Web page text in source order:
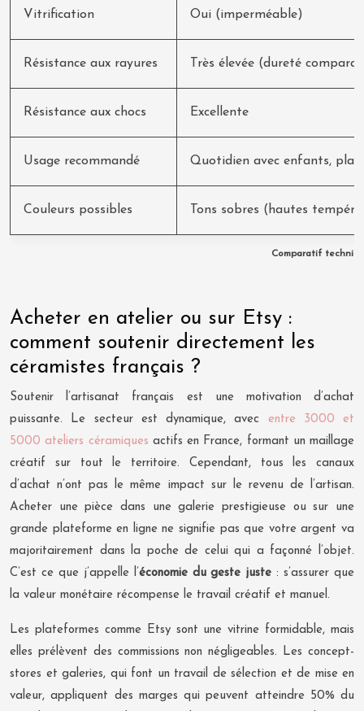
Comparatif
Vitrification Oui (imperméable)
Résistance aux rayures Très élevée (dureté
Résistance aux chocs Excellente
Usage recommandé Quotidien avec enfants,
Couleurs possibles Tons sobres (hautes
Acheter en atelier ou sur Etsy :
comment soutenir directement les
céramistes français ?
Soutenir l’artisanat français est une motivation d’achat
puissante. Le secteur est dynamique, avec entre 3000 et
5000 ateliers céramiques actifs en France, formant un maillage
créatif sur tout le territoire. Cependant, tous les canaux
d’achat n’ont pas le même impact sur le revenu de l’artisan.
Acheter une pièce dans une galerie prestigieuse ou sur une
grande plateforme en ligne ne signifie pas que votre argent va
majoritairement dans la poche de celui qui a façonné l’objet.
C’est ce que j’appelle l’ économie du geste juste : s’assurer que
la valeur monétaire récompense le travail créatif et manuel.
Les plateformes comme Etsy sont une vitrine formidable, mais
elles prélèvent des commissions non négligeables. Les concept-
stores et galeries, qui font un travail de sélection et de mise en
valeur, appliquent des marges qui peuvent atteindre 50% du